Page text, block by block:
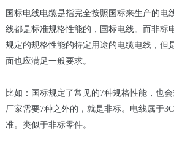
国标电线电缆是指完全按照国标来生产的电
线都是标准规格性能的，国标电线。而非标
规定的规格性能的特定用途的电缆电线，但
面也应满足一般要求。
比如：国标规定了常见的7种规格性能，也
厂家需要7种之外的，就是非标。电线属于
准。类似于非标零件。